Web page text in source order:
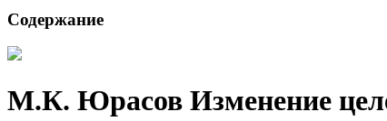
Содержание
М.К. Юрасов Изменение